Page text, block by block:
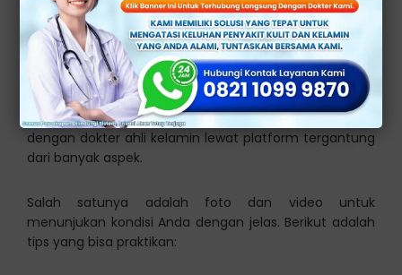
ahli kelamin secara
online?
Kunci keberhasilan melakukan konsultasi secara online
dengan dokter ahli kelamin lewat platform tergantung
dari banyak aspek.
Salah satunya adalah foto dan video untuk
menunjukan kondisi Anda dengan jelas. Berikut adalah
tips yang bisa praktikan: